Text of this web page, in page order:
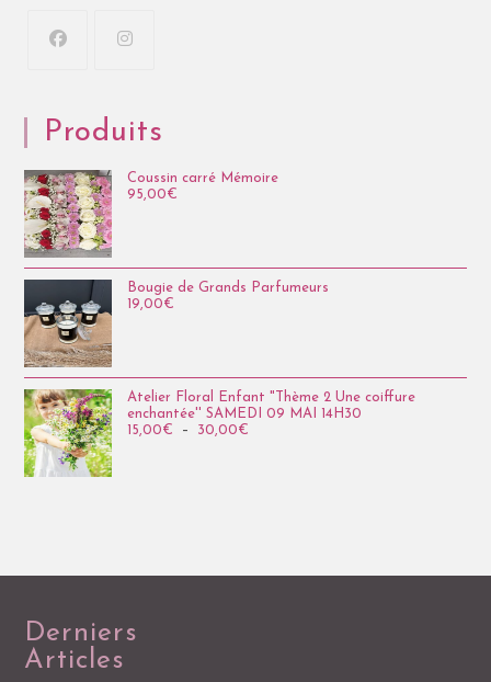
Produits
Coussin carré Mémoire
95,00€
Bougie de Grands Parfumeurs
19,00€
Atelier Floral Enfant "Thème 2 Une coiffure
enchantée'' SAMEDI 09 MAI 14H30
15,00€ – 30,00€
Derniers
Articles